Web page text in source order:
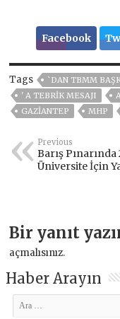
Facebook
Tags
`DAN TBMM
' A TEBRIK MESAJI
GAZIANTEP
MHP
Previous
Barış
Üniversite İçin
Bir yanıt
açmalısınız.
Haber Arayın